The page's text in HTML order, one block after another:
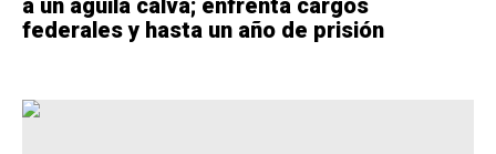
a un águila calva; enfrenta cargos
federales y hasta un año de prisión